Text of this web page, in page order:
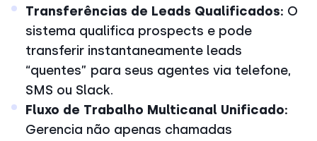
Transferências de Leads Qualificados: O
sistema qualifica prospects e pode
transferir instantaneamente leads
“quentes” para seus agentes via telefone,
SMS ou Slack.
Fluxo de Trabalho Multicanal Unificado:
Gerencia não apenas chamadas